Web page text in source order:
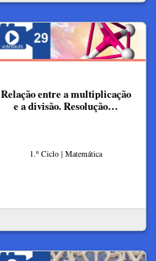
Relação entre a multiplicação
e a divisão. Resolução…
1.º Ciclo | Matemática